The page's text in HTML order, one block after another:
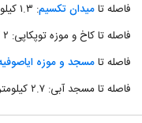
فاصله تامیدان تکسیم: ۱.۳ کیلومتر
فاصله تا کاخ و موزه توپکاپی: ۲ کیلومتر
فاصله تامسجد و موزه
فاصله تا مسجد آبی: ۲.۷ کیلومتر